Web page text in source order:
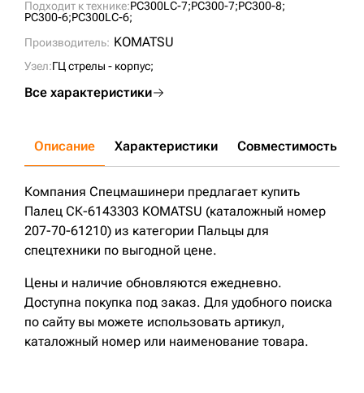
Подходит к технике:PC300LC-7;PC300-7;PC300-8;
PC300-6;PC300LC-6;
Производитель: KOMATSU
Узел:ГЦ стрелы - корпус;
Все характеристики
Описание Характеристики Совместимость
Компания Спецмашинери предлагает купить
Палец СК-6143303 KOMATSU (каталожный номер
207-70-61210) из категории Пальцы для
спецтехники по выгодной цене.
Цены и наличие обновляются ежедневно.
Доступна покупка под заказ. Для удобного поиска
по сайту вы можете использовать артикул,
каталожный номер или наименование товара.